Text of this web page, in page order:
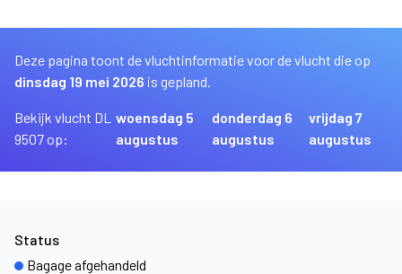
Deze pagina toont de vluchtinformatie voor de vlucht die op
dinsdag 19 mei 2026 is gepland.
Bekijk vlucht DL
9507 op:
woensdag 5
augustus
donderdag 6
augustus
vrijdag 7
augustus
Status
Bagage afgehandeld